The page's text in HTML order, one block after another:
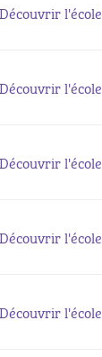
Découvrir l'école
Découvrir l'école
Découvrir l'école
Découvrir l'école
Découvrir l'école